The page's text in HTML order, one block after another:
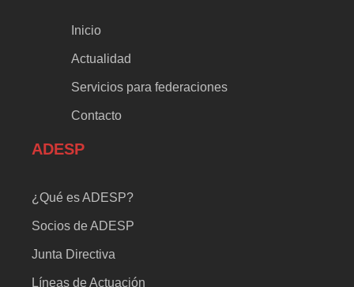
Inicio
Actualidad
Servicios para federaciones
Contacto
ADESP
¿Qué es ADESP?
Socios de ADESP
Junta Directiva
Líneas de Actuación